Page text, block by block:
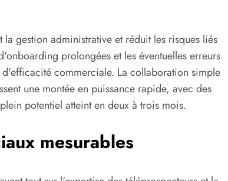
gestion administrative et réduit les risques liés
prolongées et les éventuelles erreurs
commerciale. La collaboration simple
une montée en puissance rapide, avec des
potentiel atteint en deux à trois mois.
mesurables